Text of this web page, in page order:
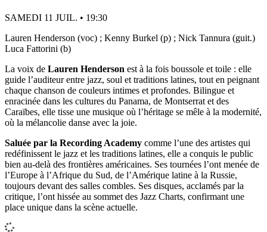
SAMEDI 11 JUIL. • 19:30
Lauren Henderson (voc) ; Kenny Burkel (p) ; Nick Tannura (guit.)
Luca Fattorini (b)
La voix de Lauren Henderson est à la fois boussole et toile : elle
guide l’auditeur entre jazz, soul et traditions latines, tout en peignant
chaque chanson de couleurs intimes et profondes. Bilingue et
enracinée dans les cultures du Panama, de Montserrat et des
Caraïbes, elle tisse une musique où l’héritage se mêle à la modernité,
où la mélancolie danse avec la joie.
Saluée par la Recording Academy comme l’une des artistes qui
redéfinissent le jazz et les traditions latines, elle a conquis le public
bien au-delà des frontières américaines. Ses tournées l’ont menée de
l’Europe à l’Afrique du Sud, de l’Amérique latine à la Russie,
toujours devant des salles combles. Ses disques, acclamés par la
critique, l’ont hissée au sommet des Jazz Charts, confirmant une
place unique dans la scène actuelle.